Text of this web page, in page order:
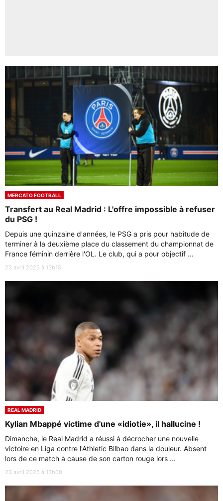
MERCATO FOOTBALL
Transfert au Real Madrid : L'offre impossible à refuser
du PSG !
Depuis une quinzaine d'années, le PSG a pris pour habitude de
terminer à la deuxième place du classement du championnat de
France féminin derrière l'OL. Le club, qui a pour objectif ...
23 avril 2025 à 13h15
REAL MADRID
Kylian Mbappé victime d'une «idiotie», il hallucine !
Dimanche, le Real Madrid a réussi à décrocher une nouvelle
victoire en Liga contre l'Athletic Bilbao dans la douleur. Absent
lors de ce match à cause de son carton rouge lors ...
23 avril 2025 à 13h00